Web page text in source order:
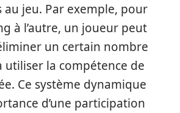
au jeu. Par exemple, pour
à l’autre, un joueur peut
un certain nombre
utiliser la compétence de
Ce système dynamique
d’une participation